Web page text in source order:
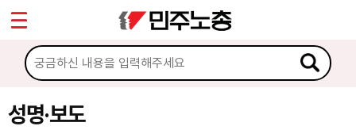
성명·보도
마이페이지
소개
소식
Sketchbook5, 스케치북5